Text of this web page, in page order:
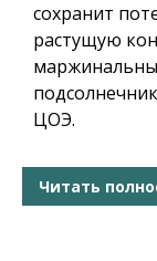
сохранит
растущую
ЦОЭ.
Читать